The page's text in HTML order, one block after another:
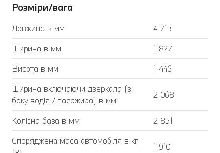
Розміри/вага
Довжина в мм
4 713
Ширина в мм
1 827
Висота в мм
1 446
Ширина включаючи дзеркала (з
боку водія / пасажира) в мм
2 068
Колісна база в мм
2 851
Споряджена маса автомобіля в кг
1 910